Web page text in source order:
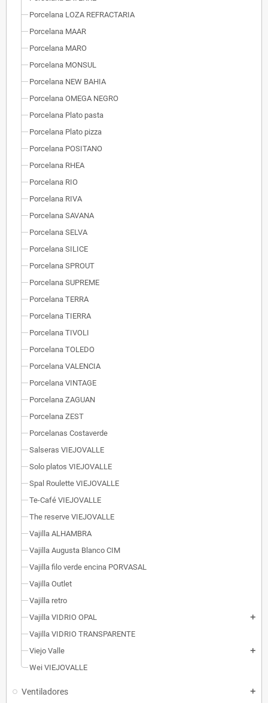
Porcelana LOZA REFRACTARIA
Porcelana MAAR
Porcelana MARO
Porcelana MONSUL
Porcelana NEW BAHIA
Porcelana OMEGA NEGRO
Porcelana Plato pasta
Porcelana Plato pizza
Porcelana POSITANO
Porcelana RHEA
Porcelana RIO
Porcelana RIVA
Porcelana SAVANA
Porcelana SELVA
Porcelana SILICE
Porcelana SPROUT
Porcelana SUPREME
Porcelana TERRA
Porcelana TIERRA
Porcelana TIVOLI
Porcelana TOLEDO
Porcelana VALENCIA
Porcelana VINTAGE
Porcelana ZAGUAN
Porcelana ZEST
Porcelanas Costaverde
Salseras VIEJOVALLE
Solo platos VIEJOVALLE
Spal Roulette VIEJOVALLE
Te-Café VIEJOVALLE
The reserve VIEJOVALLE
Vajilla ALHAMBRA
Vajilla Augusta Blanco CIM
Vajilla filo verde encina PORVASAL
Vajilla Outlet
Vajilla retro
Vajilla VIDRIO OPAL
add
Vajilla VIDRIO TRANSPARENTE
Viejo Valle
add
Wei VIEJOVALLE
Ventiladores add